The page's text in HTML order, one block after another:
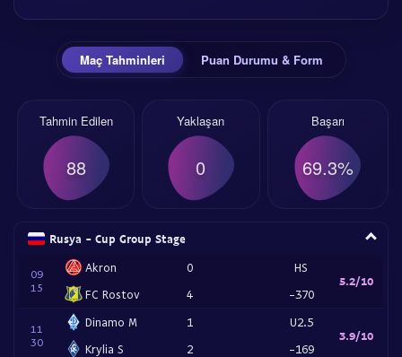
Maç Tahminleri Puan Durumu & Form
Tahmin Edilen
88
Yaklaşan
0
Başarı
69.3%
Rusya - Cup Group Stage
09
15
Akron
FC Rostov
0
4
HS
-370
5.2/10
11
30
Dinamo M
Krylia S
1
2
U2.5
-169
3.9/10